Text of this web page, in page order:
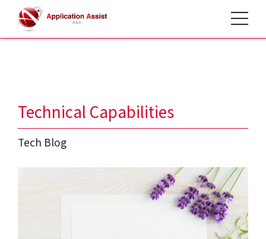
toggle
HOME>Tech Blog>
Technical Capabilities
Tech Blog